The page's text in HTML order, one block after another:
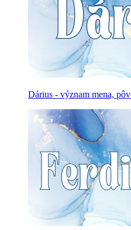
Dárius - význam mena,